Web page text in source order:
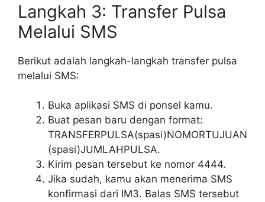
Langkah 3: Transfer Pulsa
Melalui SMS
Berikut adalah langkah-langkah transfer pulsa
melalui SMS:
Buka aplikasi SMS di ponsel kamu.
Buat pesan baru dengan format:
TRANSFERPULSA(spasi)NOMORTUJUAN
(spasi)JUMLAHPULSA.
Kirim pesan tersebut ke nomor 4444.
Jika sudah, kamu akan menerima SMS
konfirmasi dari IM3. Balas SMS tersebut